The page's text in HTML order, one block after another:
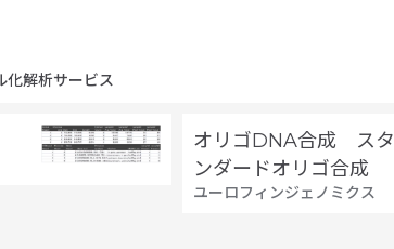
解析サービス
オリゴDNA合成 スタ
ンダードオリゴ合成
ユーロフィンジェノミクス